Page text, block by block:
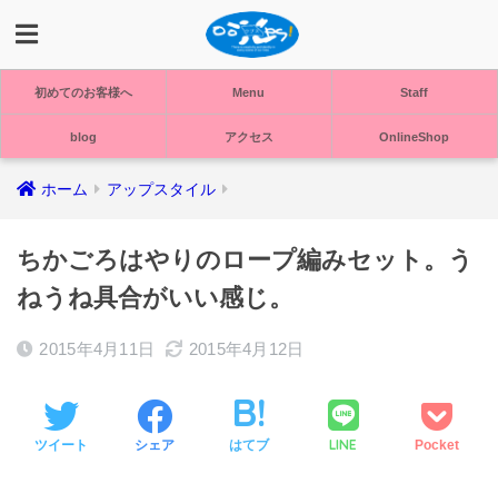
初めてのお客様へ Menu Staff
blog アクセス OnlineShop
ホーム アップスタイル
ちかごろはやりのロープ編みセット。う
ねうね具合がいい感じ。
2015年4月11日 2015年4月12日
ツイート シェア はてブ LINE Pocket